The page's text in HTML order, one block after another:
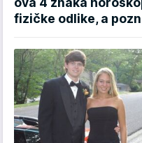
fizičke odlike, a